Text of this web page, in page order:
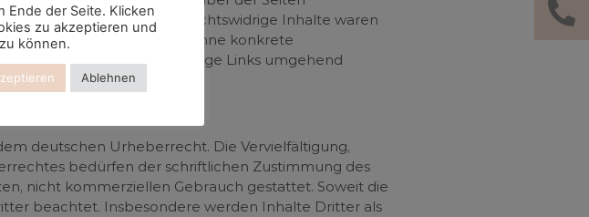
überprüft. Rechtswidrige Inhalte waren
Seiten ist jedoch ohne konkrete
werden wir derartige Links umgehend
deutschen Urheberrecht. Die Vervielfältigung,
bedürfen der schriftlichen Zustimmung des
nicht kommerziellen Gebrauch gestattet. Soweit die
beachtet. Insbesondere werden Inhalte Dritter als
Ende der Seite. Klicken
zu akzeptieren und
können.
Ablehnen